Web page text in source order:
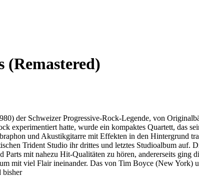
(Remastered)
der Schweizer Progressive-Rock-Legende, von
experimentiert hatte, wurde ein kompaktes Quartett, das
und Akustikgitarre mit Effekten in den
Trident Studio ihr drittes und letztes Studioalbum auf.
Parts mit nahezu Hit-Qualitäten zu hören, andererseits
mit viel Flair ineinander. Das von Tim Boyce (New York)
bisher